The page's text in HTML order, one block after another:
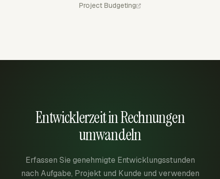
Project Budgeting
Entwicklerzeit in Rechnungen
umwandeln
Erfassen Sie genehmigte Entwicklungsstunden
nach Aufgabe, Projekt und Kunde und verwenden